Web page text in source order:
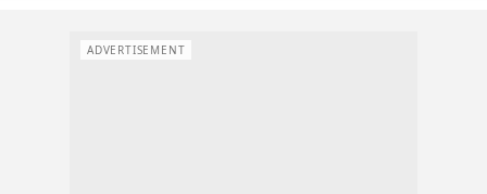
ADVERTISEMENT